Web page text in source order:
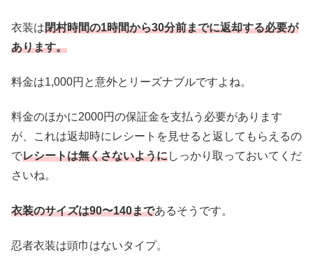
衣装は閉村時間の1時間から30分前までに返却する必要が
あります。
料金は1,000円と意外とリーズナブルですよね。
料金のほかに2000円の保証金を支払う必要があります
が、これは返却時にレシートを見せると返してもらえるの
でレシートは無くさないようにしっかり取っておいてくだ
さいね。
衣装のサイズは90〜140まであるそうです。
忍者衣装は頭巾はないタイプ。